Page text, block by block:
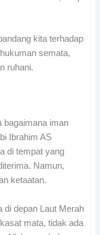
kita terhadap
semata,
ruhani.
bagaimana iman
Ibrahim AS
di tempat yang
Namun,
ketaatan.
di depan Laut Merah
mata, tidak ada